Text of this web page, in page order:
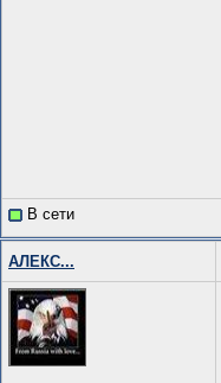
В сети
АЛЕКС...